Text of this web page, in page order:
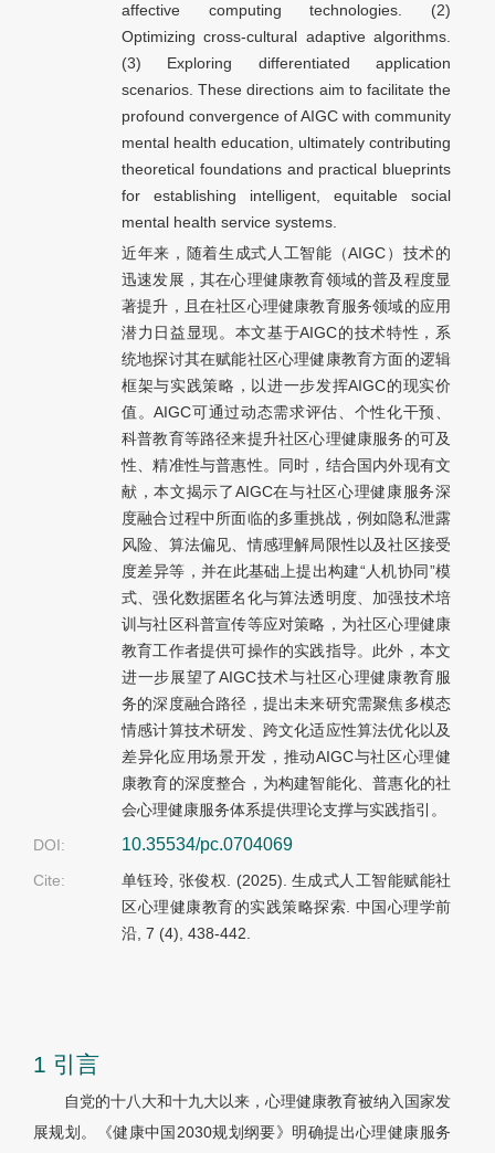
affective computing technologies. (2)
Optimizing cross-cultural adaptive algorithms.
(3) Exploring differentiated application
scenarios. These directions aim to facilitate the
profound convergence of AIGC with community
mental health education, ultimately contributing
theoretical foundations and practical blueprints
for establishing intelligent, equitable social
mental health service systems.
近年来，随着生成式人工智能（AIGC）技术的
迅速发展，其在心理健康教育领域的普及程度显
著提升，且在社区心理健康教育服务领域的应用
潜力日益显现。本文基于AIGC的技术特性，系
统地探讨其在赋能社区心理健康教育方面的逻辑
框架与实践策略，以进一步发挥AIGC的现实价
值。AIGC可通过动态需求评估、个性化干预、
科普教育等路径来提升社区心理健康服务的可及
性、精准性与普惠性。同时，结合国内外现有文
献，本文揭示了AIGC在与社区心理健康服务深
度融合过程中所面临的多重挑战，例如隐私泄露
风险、算法偏见、情感理解局限性以及社区接受
度差异等，并在此基础上提出构建“人机协同”模
式、强化数据匿名化与算法透明度、加强技术培
训与社区科普宣传等应对策略，为社区心理健康
教育工作者提供可操作的实践指导。此外，本文
进一步展望了AIGC技术与社区心理健康教育服
务的深度融合路径，提出未来研究需聚焦多模态
情感计算技术研发、跨文化适应性算法优化以及
差异化应用场景开发，推动AIGC与社区心理健
康教育的深度整合，为构建智能化、普惠化的社
会心理健康服务体系提供理论支撑与实践指引。
DOI:
10.35534/pc.0704069
Cite:
单钰玲, 张俊权. (2025). 生成式人工智能赋能社
区心理健康教育的实践策略探索. 中国心理学前
沿, 7 (4), 438-442.
1 引言
自党的十八大和十九大以来，心理健康教育被纳入国家发
展规划。《健康中国2030规划纲要》明确提出心理健康服务